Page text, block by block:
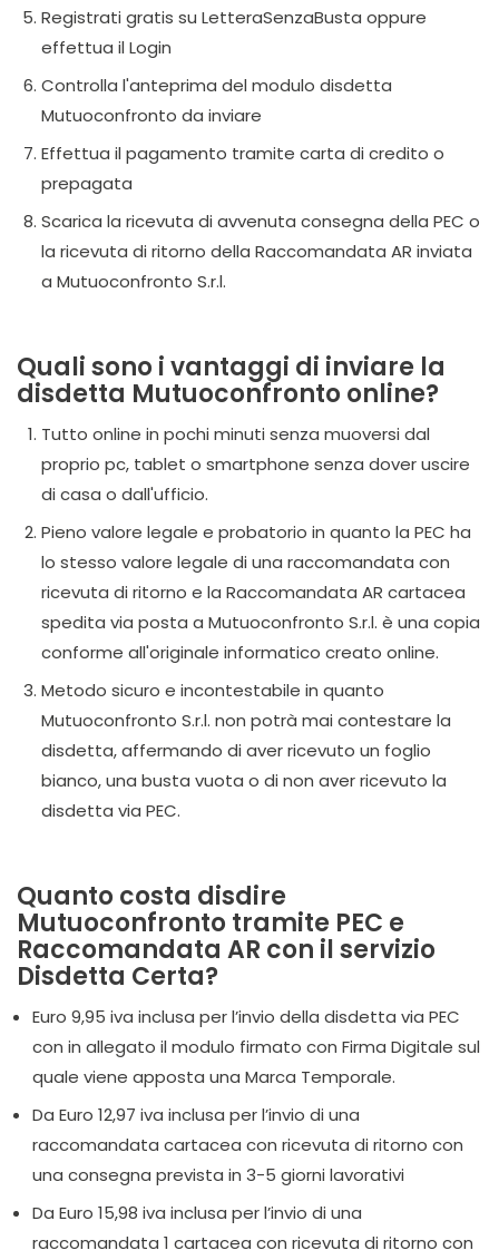
Registrati gratis su LetteraSenzaBusta oppure
effettua il Login
Controlla l'anteprima del modulo disdetta
Mutuoconfronto da inviare
Effettua il pagamento tramite carta di credito o
prepagata
Scarica la ricevuta di avvenuta consegna della PEC o
la ricevuta di ritorno della Raccomandata AR inviata
a Mutuoconfronto S.r.l.
Quali sono i vantaggi di inviare la
disdetta Mutuoconfronto online?
Tutto online in pochi minuti senza muoversi dal
proprio pc, tablet o smartphone senza dover uscire
di casa o dall'ufficio.
Pieno valore legale e probatorio in quanto la PEC ha
lo stesso valore legale di una raccomandata con
ricevuta di ritorno e la Raccomandata AR cartacea
spedita via posta a Mutuoconfronto S.r.l. è una copia
conforme all'originale informatico creato online.
Metodo sicuro e incontestabile in quanto
Mutuoconfronto S.r.l. non potrà mai contestare la
disdetta, affermando di aver ricevuto un foglio
bianco, una busta vuota o di non aver ricevuto la
disdetta via PEC.
Quanto costa disdire
Mutuoconfronto tramite PEC e
Raccomandata AR con il servizio
Disdetta Certa?
Euro 9,95 iva inclusa per l’invio della disdetta via PEC
con in allegato il modulo firmato con Firma Digitale sul
quale viene apposta una Marca Temporale.
Da Euro 12,97 iva inclusa per l’invio di una
raccomandata cartacea con ricevuta di ritorno con
una consegna prevista in 3-5 giorni lavorativi
Da Euro 15,98 iva inclusa per l’invio di una
raccomandata 1 cartacea con ricevuta di ritorno con